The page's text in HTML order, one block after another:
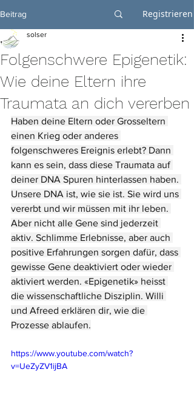
Beitrag Registrieren
Folgenschwere Epigenetik:
Wie deine Eltern ihre
Traumata an dich vererben
solser
Haben deine Eltern oder Grosseltern
einen Krieg oder anderes
folgenschweres Ereignis erlebt? Dann
kann es sein, dass diese Traumata auf
deiner DNA Spuren hinterlassen haben.
Unsere DNA ist, wie sie ist. Sie wird uns
vererbt und wir müssen mit ihr leben.
Aber nicht alle Gene sind jederzeit
aktiv. Schlimme Erlebnisse, aber auch
positive Erfahrungen sorgen dafür, dass
gewisse Gene deaktiviert oder wieder
aktiviert werden. «Epigenetik» heisst
die wissenschaftliche Disziplin. Willi
und Afreed erklären dir, wie die
Prozesse ablaufen.
https://www.youtube.com/watch?
v=UeZyZV1ijBA